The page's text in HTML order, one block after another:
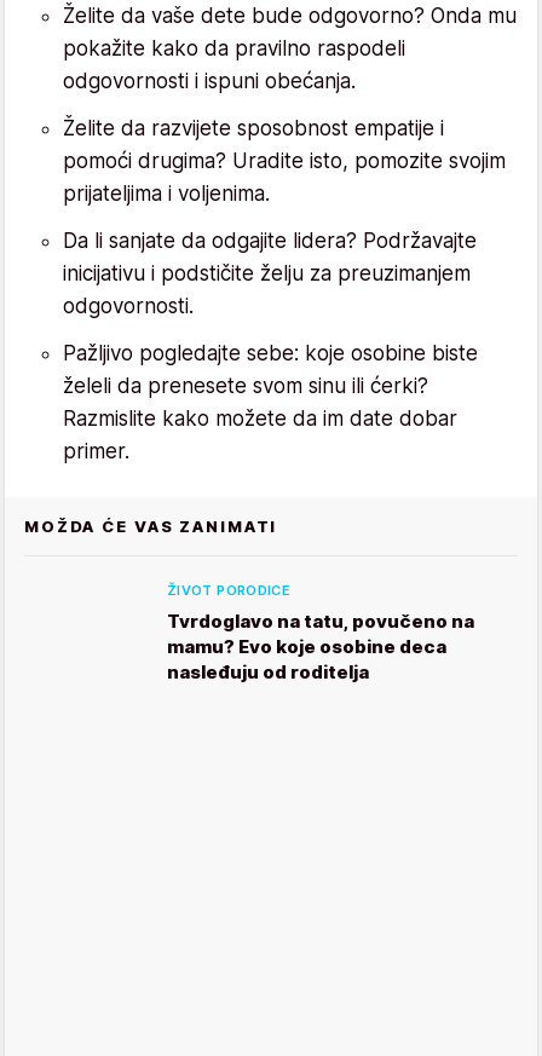
Želite da vaše dete bude odgovorno? Onda mu
pokažite kako da pravilno raspodeli
odgovornosti i ispuni obećanja.
Želite da razvijete sposobnost empatije i
pomoći drugima? Uradite isto, pomozite svojim
prijateljima i voljenima.
Da li sanjate da odgajite lidera? Podržavajte
inicijativu i podstičite želju za preuzimanjem
odgovornosti.
Pažljivo pogledajte sebe: koje osobine biste
želeli da prenesete svom sinu ili ćerki?
Razmislite kako možete da im date dobar
primer.
MOŽDA ĆE VAS ZANIMATI
ŽIVOT PORODICE
Tvrdoglavo na tatu, povučeno na
mamu? Evo koje osobine deca
nasleđuju od roditelja